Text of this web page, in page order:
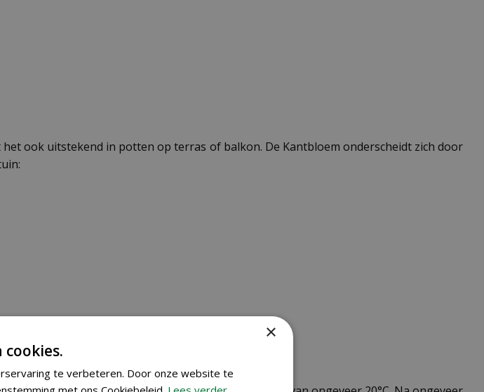
ook uitstekend in potten op terras of balkon. De Kantbloem onderscheidt zich door
×
te verbeteren. Door onze website te